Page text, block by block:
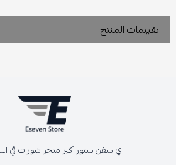
تقييمات المنتج
اي سفن ستور أكبر متجر شوزات في